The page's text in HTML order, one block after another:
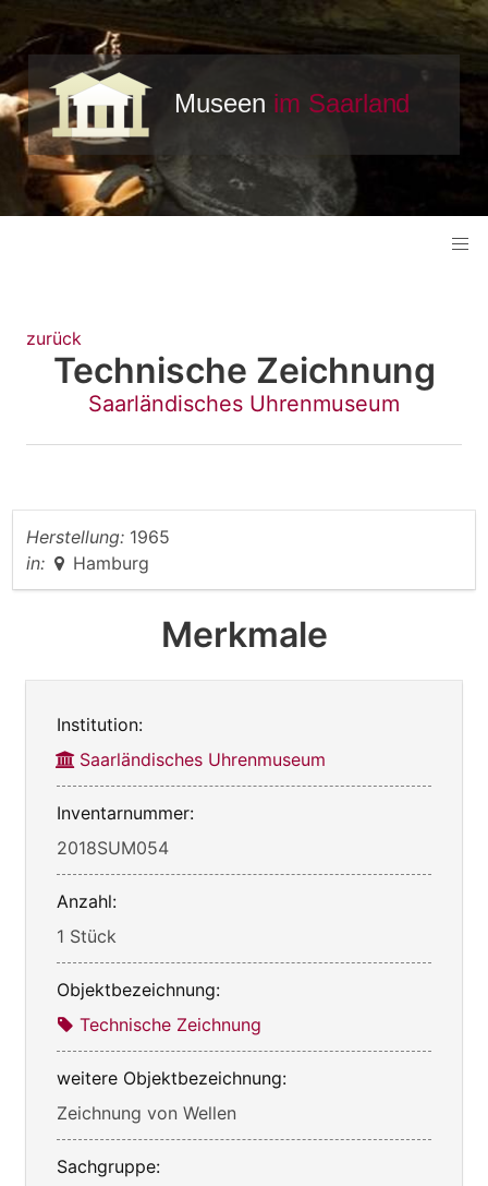
zurück
Technische Zeichnung
Saarländisches Uhrenmuseum
Herstellung: 1965
in:
Hamburg
Merkmale
Institution:
Saarländisches Uhrenmuseum
Inventarnummer:
2018SUM054
Anzahl:
1 Stück
Objektbezeichnung:
Technische Zeichnung
weitere Objektbezeichnung:
Zeichnung von Wellen
Sachgruppe: